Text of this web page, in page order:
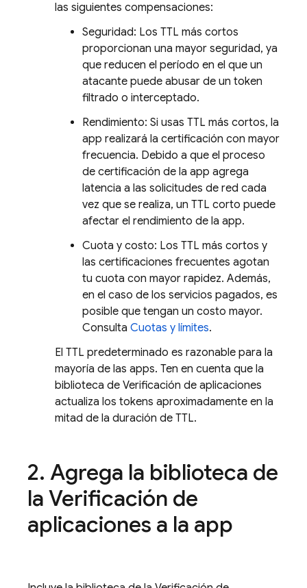
las siguientes compensaciones:
Seguridad: Los TTL más cortos
proporcionan una mayor seguridad, ya
que reducen el período en el que un
atacante puede abusar de un token
filtrado o interceptado.
Rendimiento: Si usas TTL más cortos, la
app realizará la certificación con mayor
frecuencia. Debido a que el proceso
de certificación de la app agrega
latencia a las solicitudes de red cada
vez que se realiza, un TTL corto puede
afectar el rendimiento de la app.
Cuota y costo: Los TTL más cortos y
las certificaciones frecuentes agotan
tu cuota con mayor rapidez. Además,
en el caso de los servicios pagados, es
posible que tengan un costo mayor.
Consulta Cuotas y límites.
El TTL predeterminado es razonable para la
mayoría de las apps. Ten en cuenta que la
biblioteca de Verificación de aplicaciones
actualiza los tokens aproximadamente en la
mitad de la duración de TTL.
2. Agrega la biblioteca de
la Verificación de
aplicaciones a la app